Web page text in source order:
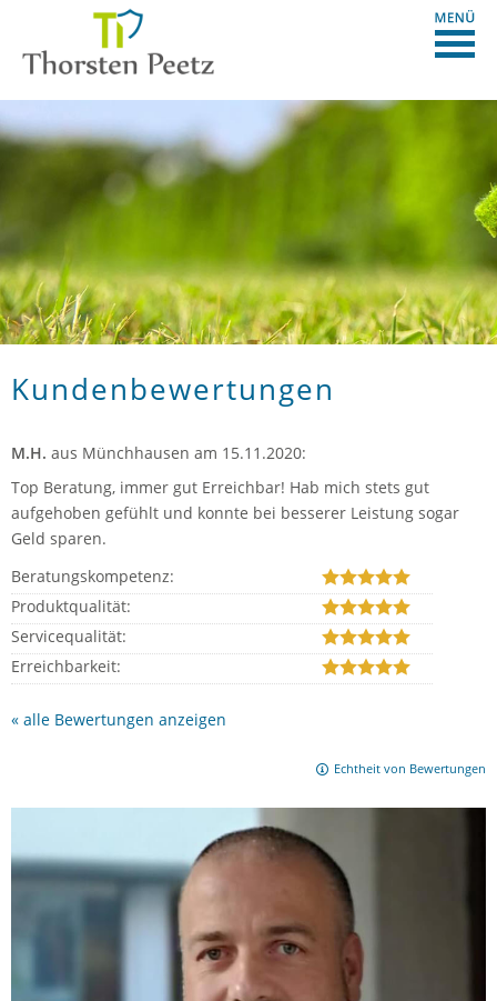
Kundenbewertungen
M.H. aus Münchhausen am 15.11.2020:
Top Beratung, immer gut Erreichbar! Hab mich stets gut
aufgehoben gefühlt und konnte bei besserer Leistung sogar
Geld sparen.
Beratungskompetenz:
Produktqualität:
Servicequalität:
Erreichbarkeit:
« alle Bewertungen anzeigen
Echtheit von Bewertungen